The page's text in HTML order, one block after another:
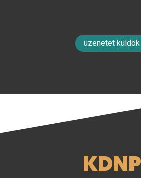
üzenetet küldök
KDNP